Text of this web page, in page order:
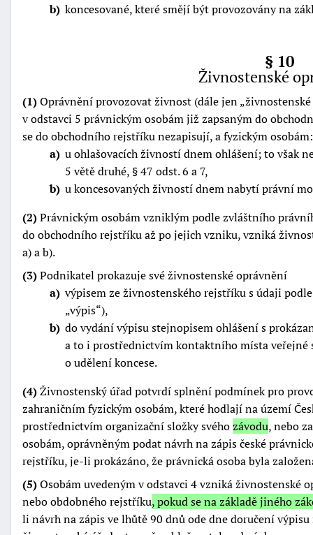
b koncesované, které smějí být provozovány na
§ 10
Živnostenské
(1)Oprávnění provozovat živnost (dále jen
v odstavci 5 právnickým osobám již zapsaným do
se do obchodního rejstříku nezapisují, a fyzickým osobám:
a u ohlašovacích živností dnem ohlášení; to však
5 větě druhé, § 47 odst. 6 a 7,
b u koncesovaných živností dnem nabytí právní
(2)Právnickým osobám vzniklým podle zvláštního
do obchodního rejstříku až po jejich vzniku, vzniká
a) a b).
(3)Podnikatel prokazuje své živnostenské oprávnění
a výpisem ze živnostenského rejstříku s údaji
výpis ),
b do vydání výpisu stejnopisem ohlášení s
a to i prostřednictvím kontaktního místa veřejné
o udělení koncese.
(4)Živnostenský úřad potvrdí splnění podmínek pro
zahraničním fyzickým osobám, které hodlají na území
prostřednictvím organizační složky svéhozávodu, nebo
osobám, oprávněným podat návrh na zápis české
rejstříku, je-li prokázáno, že právnická osoba byla
(5)Osobám uvedeným v odstavci 4 vzniká živnostenské
nebo obdobného rejstříku, pokud se na základě jiného
li návrh na zápis ve lhůtě 90 dnů ode dne doručení